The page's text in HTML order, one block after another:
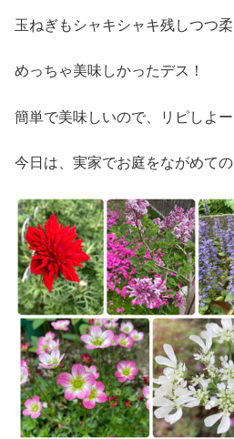
玉ねぎもシャキシャキ残しつつ
めっちゃ美味しかったデス！
簡単で美味しいので、リピしよー
今日は、実家でお庭をながめて